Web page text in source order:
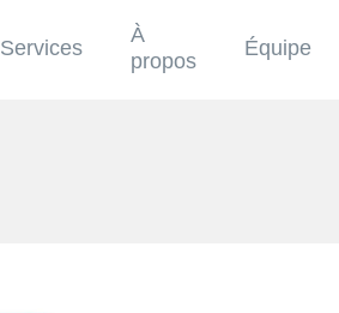
Services
À
propos
Équipe